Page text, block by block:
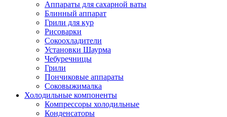
Аппараты для сахарной ваты
Блинный аппарат
Грили для кур
Рисоварки
Сокоохладители
Установки Шаурма
Чебуречницы
Грили
Пончиковые аппараты
Соковыжималка
Холодильные компоненты
Компрессоры холодильные
Конденсаторы